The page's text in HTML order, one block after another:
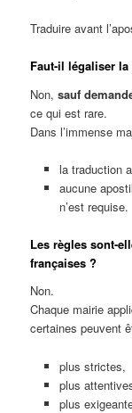
Traduire avant
Faut-il légaliser
Non,sauf
ce qui est rare.
Dans l’immense
la traduction
aucune
n’est requise.
Les règles sont-
françaises ?
Non.
Chaque mairie
certaines peuvent
plus strictes,
plus
plus